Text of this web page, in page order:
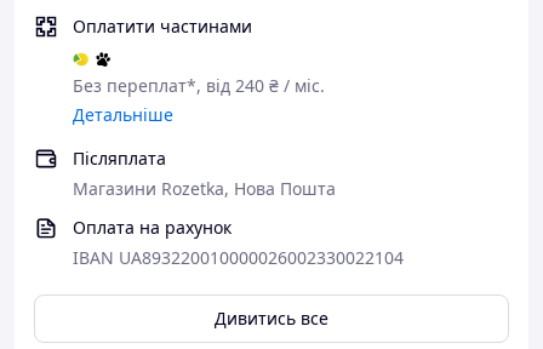
Оплатити частинами
Без переплат*, від 240 ₴ / міс.
Детальніше
Післяплата
Магазини Rozetka, Нова Пошта
Оплата на рахунок
IBAN UA893220010000026002330022104
Дивитись все